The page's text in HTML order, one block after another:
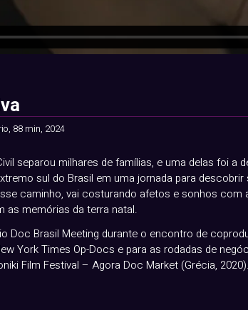
88 min, 2024
separou milhares de famílias, e uma delas foi
sul do Brasil em uma jornada para
caminho, vai costurando afetos e sonhos
as memórias da terra natal.
Doc Brasil Meeting durante o encontro de
York Times Op-Docs e para as rodadas de
Film Festival – Agora Doc Market (Grécia, 2020).